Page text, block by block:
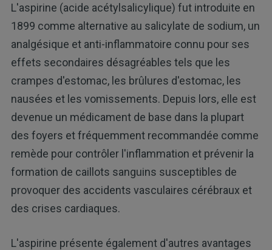
L'aspirine (acide acétylsalicylique) fut introduite en
1899 comme alternative au salicylate de sodium, un
analgésique et anti-inflammatoire connu pour ses
effets secondaires désagréables tels que les
crampes d'estomac, les brûlures d'estomac, les
nausées et les vomissements. Depuis lors, elle est
devenue un médicament de base dans la plupart
des foyers et fréquemment recommandée comme
remède pour contrôler l'inflammation et prévenir la
formation de caillots sanguins susceptibles de
provoquer des accidents vasculaires cérébraux et
des crises cardiaques.
L'aspirine présente également d'autres avantages